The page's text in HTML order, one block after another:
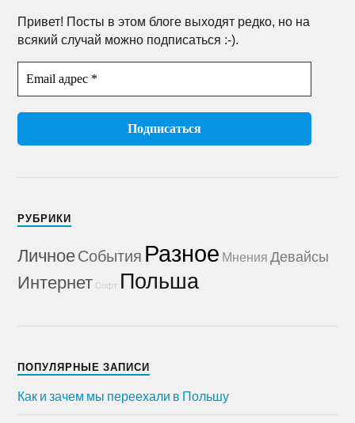
Привет! Посты в этом блоге выходят редко, но на
всякий случай можно подписаться :-).
РУБРИКИ
ЛичноеСобытия Разное Мнения Девайсы
Интернет Софт Польша
ПОПУЛЯРНЫЕ ЗАПИСИ
Как и зачем мы переехали в Польшу